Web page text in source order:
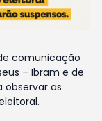
comunicação
– Ibram e de
observar as